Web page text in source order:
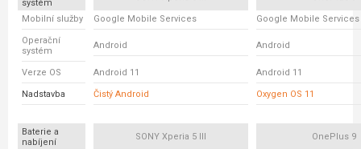
systém
Mobilní služby Google Mobile Services Google Mobile Services
Operační
systém
Android Android
Verze OS Android 11 Android 11
Nadstavba Čistý Android Oxygen OS 11
Baterie a
nabíjení
SONY Xperia 5 III OnePlus 9